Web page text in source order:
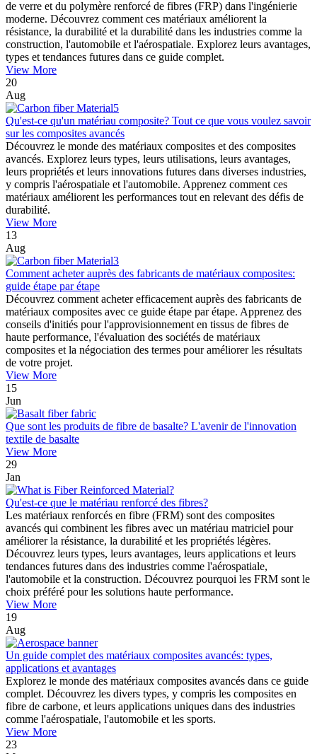
de verre et du polymère renforcé de fibres (FRP) dans l'ingénierie
moderne. Découvrez comment ces matériaux améliorent la
résistance, la durabilité et la durabilité dans les industries comme la
construction, l'automobile et l'aérospatiale. Explorez leurs avantages,
types et tendances futures dans ce guide complet.
View More
20
Aug
Qu'est-ce qu'un matériau composite? Tout ce que vous voulez savoir
sur les composites avancés
Découvrez le monde des matériaux composites et des composites
avancés. Explorez leurs types, leurs utilisations, leurs avantages,
leurs propriétés et leurs innovations futures dans diverses industries,
y compris l'aérospatiale et l'automobile. Apprenez comment ces
matériaux améliorent les performances tout en relevant des défis de
durabilité.
View More
13
Aug
Comment acheter auprès des fabricants de matériaux composites:
guide étape par étape
Découvrez comment acheter efficacement auprès des fabricants de
matériaux composites avec ce guide étape par étape. Apprenez des
conseils d'initiés pour l'approvisionnement en tissus de fibres de
haute performance, l'évaluation des sociétés de matériaux
composites et la négociation des termes pour améliorer les résultats
de votre projet.
View More
15
Jun
Que sont les produits de fibre de basalte? L'avenir de l'innovation
textile de basalte
View More
29
Jan
Qu'est-ce que le matériau renforcé des fibres?
Les matériaux renforcés en fibre (FRM) sont des composites
avancés qui combinent les fibres avec un matériau matriciel pour
améliorer la résistance, la durabilité et les propriétés légères.
Découvrez leurs types, leurs avantages, leurs applications et leurs
tendances futures dans des industries comme l'aérospatiale,
l'automobile et la construction. Découvrez pourquoi les FRM sont le
choix préféré pour les solutions haute performance.
View More
19
Aug
Un guide complet des matériaux composites avancés: types,
applications et avantages
Explorez le monde des matériaux composites avancés dans ce guide
complet. Découvrez les divers types, y compris les composites en
fibre de carbone, et leurs applications uniques dans des industries
comme l'aérospatiale, l'automobile et les sports.
View More
23